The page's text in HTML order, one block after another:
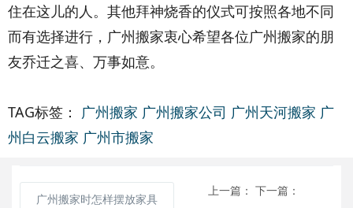
住在这儿的人。其他拜神烧香的仪式可按照各地不同
而有选择进行，广州搬家衷心希望各位广州搬家的朋
友乔迁之喜、万事如意。
TAG标签： 广州搬家 广州搬家公司 广州天河搬家 广
州白云搬家 广州市搬家
上一篇：
广州搬家时怎样摆放家具
下一篇：